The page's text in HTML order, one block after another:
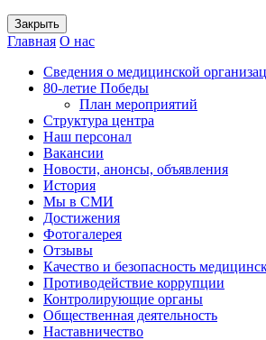
Закрыть
Главная О нас
Сведения о медицинской
80-летие Победы
План мероприятий
Структура центра
Наш персонал
Вакансии
Новости, анонсы, объявления
История
Мы в СМИ
Достижения
Фотогалерея
Отзывы
Качество и безопасность
Противодействие коррупции
Контролирующие органы
Общественная деятельность
Наставничество